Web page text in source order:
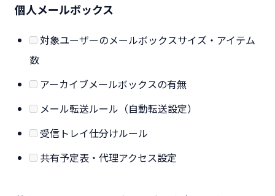
個人メールボックス
対象ユーザーのメールボックスサイズ・アイテム
数
アーカイブメールボックスの有無
メール転送ルール（自動転送設定）
受信トレイ仕分けルール
共有予定表・代理アクセス設定